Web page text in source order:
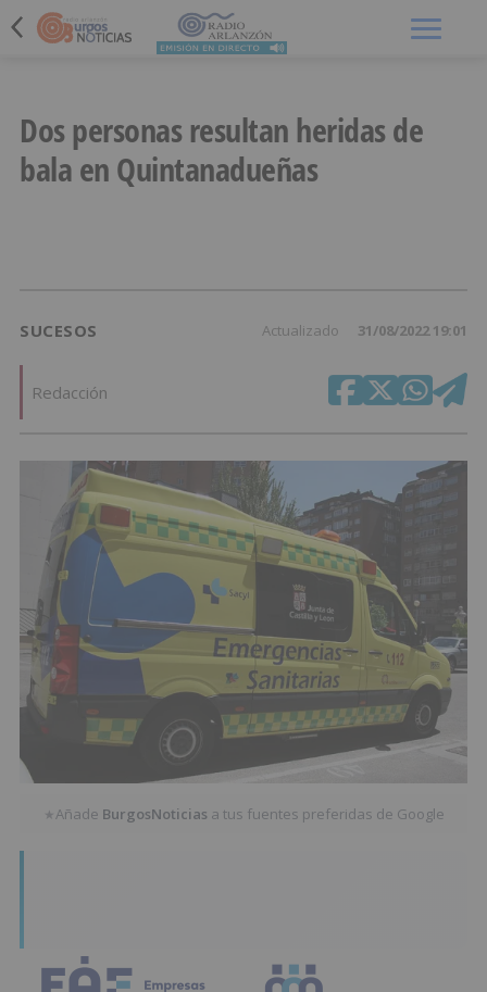
Dos personas resultan heridas de
bala en Quintanadueñas
SUCESOS Actualizado 31/08/2022 19:01
Redacción
★Añade BurgosNoticias a tus fuentes preferidas de Google